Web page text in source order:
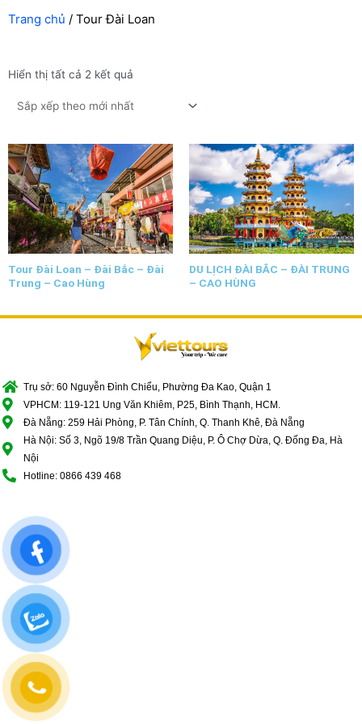
Trang chủ / Tour Đài Loan
Hiển thị tất cả 2 kết quả
Tour Đài Loan – Đài Bắc – Đài
Trung – Cao Hùng
DU LỊCH ĐÀI BẮC – ĐÀI TRUNG
– CAO HÙNG
Trụ sở: 60 Nguyễn Đình Chiểu, Phường Đa Kao, Quận 1
VPHCM: 119-121 Ung Văn Khiêm, P25, Bình Thạnh, HCM.
Đà Nẵng: 259 Hải Phòng, P. Tân Chính, Q. Thanh Khê, Đà Nẵng
Hà Nội: Số 3, Ngõ 19/8 Trần Quang Diệu, P. Ô Chợ Dừa, Q. Đống Đa, Hà
Nội
Hotline: 0866 439 468